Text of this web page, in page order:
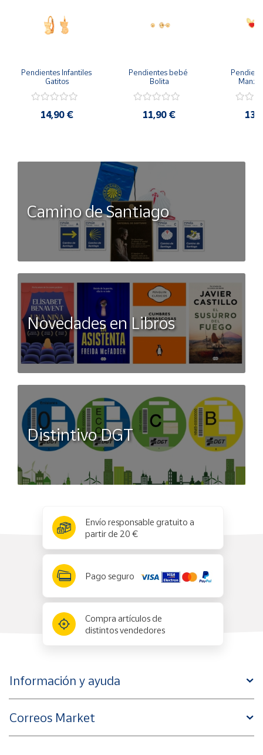
Pendientes Infantiles
Gatitos
14,90 €
Pendientes bebé
Bolita
11,90 €
Camino de Santiago
Novedades en Libros
Distintivo DGT
Envío responsable gratuito a
partir de 20 €
Pago seguro
Compra artículos de
distintos vendedores
Información y ayuda
Correos Market